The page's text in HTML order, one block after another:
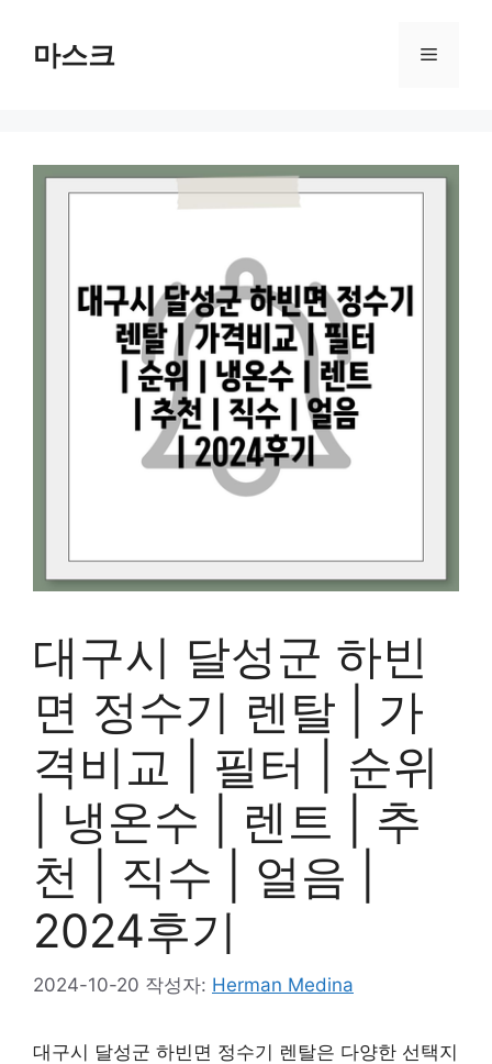
마스크 메
대구시 달성군 하빈
면 정수기 렌탈 | 가
격비교 | 필터 | 순위
| 냉온수 | 렌트 | 추
천 | 직수 | 얼음 |
2024후기
2024-10-20 작성자: Herman Medina
대구시 달성군 하빈면 정수기 렌탈은 다양한 선택지